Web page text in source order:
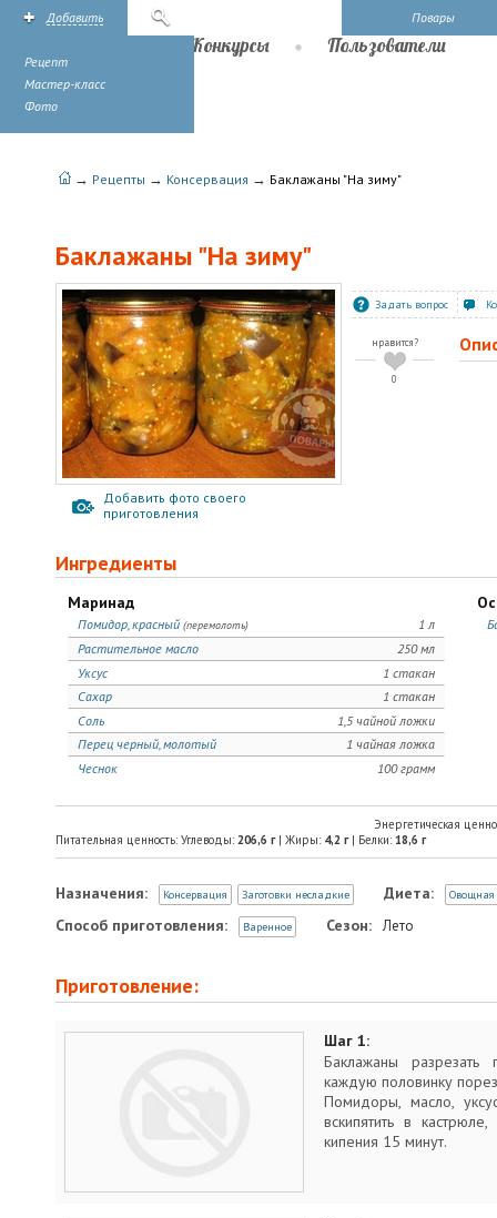
Повары
Добавить
Рецепт
Мастер-класс
Фото
Конкурсы Пользователи
→ Рецепты → Консервация → Баклажаны "На зиму"
Баклажаны "На зиму"
Добавить фото своего
приготовления
Задать вопрос
нравится?
0
Ингредиенты
Маринад
1 л
Помидор, красный (перемолоть)
250 мл
Растительное масло
1 стакан
Уксус
1 стакан
Сахар
1,5 чайной ложки
Соль
1 чайная ложка
Перец черный, молотый
100 грамм
Чеснок
Энергетическая
Питательная ценность: Углеводы: 206,6 г| Жиры: 4,2 г| Белки: 18,6 г
Назначения: Консервация Заготовки несладкие Диета: Овощная
Способ приготовления: Варенное Сезон: Лето
Приготовление:
Шаг 1:
Баклажаны
каждую половинку
Помидоры, масло,
вскипятить в
кипения 15 минут.